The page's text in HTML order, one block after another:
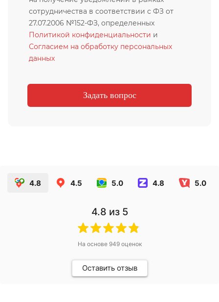
сотрудничества в соответствии с ФЗ от
27.07.2006 №152-ФЗ, определенных
Политикой конфиденциальности и
Согласием на обработку персональных
данных
4.8 4.5 5.0 4.8 5.0
4.8 из 5
На основе 949оценок
Оставить отзыв